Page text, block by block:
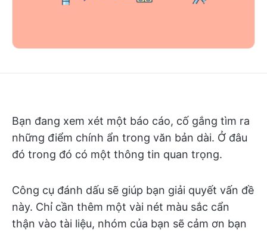
Bạn đang xem xét một báo cáo, cố gắng tìm ra
những điểm chính ẩn trong văn bản dài. Ở đâu
đó trong đó có một thông tin quan trọng.
Công cụ đánh dấu sẽ giúp bạn giải quyết vấn đề
này. Chỉ cần thêm một vài nét màu sắc cẩn
thận vào tài liệu, nhóm của bạn sẽ cảm ơn bạn